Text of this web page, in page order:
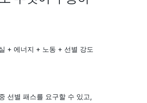
+ 에너지 + 노동 + 선별 강도
선별 패스를 요구할 수 있고,